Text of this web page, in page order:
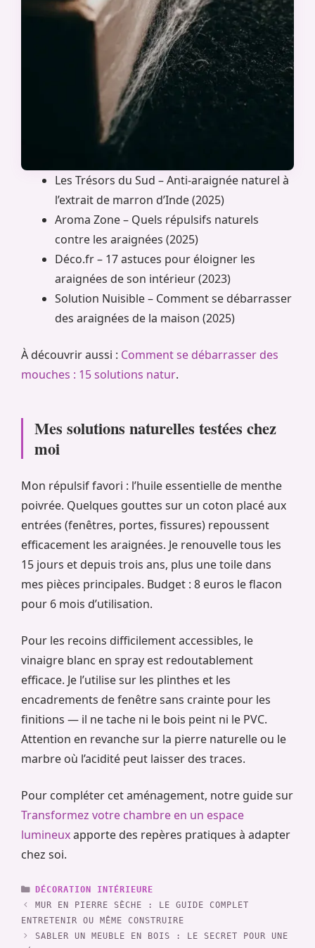
Les Trésors du Sud – Anti-araignée naturel à
l’extrait de marron d’Inde (2025)
Aroma Zone – Quels répulsifs naturels
contre les araignées (2025)
Déco.fr – 17 astuces pour éloigner les
araignées de son intérieur (2023)
Solution Nuisible – Comment se débarrasser
des araignées de la maison (2025)
À découvrir aussi : Comment se débarrasser des
mouches : 15 solutions natur.
Mes solutions naturelles testées chez
moi
Mon répulsif favori : l’huile essentielle de menthe
poivrée. Quelques gouttes sur un coton placé aux
entrées (fenêtres, portes, fissures) repoussent
efficacement les araignées. Je renouvelle tous les
15 jours et depuis trois ans, plus une toile dans
mes pièces principales. Budget : 8 euros le flacon
pour 6 mois d’utilisation.
Pour les recoins difficilement accessibles, le
vinaigre blanc en spray est redoutablement
efficace. Je l’utilise sur les plinthes et les
encadrements de fenêtre sans crainte pour les
finitions — il ne tache ni le bois peint ni le PVC.
Attention en revanche sur la pierre naturelle ou le
marbre où l’acidité peut laisser des traces.
Pour compléter cet aménagement, notre guide sur
Transformez votre chambre en un espace
lumineuxapporte des repères pratiques à adapter
chez soi.
CATÉGORIES
DÉCORATION INTÉRIEURE
MUR EN PIERRE SÈCHE : LE GUIDE COMPLET
ENTRETENIR OU MÊME CONSTRUIRE
SABLER UN MEUBLE EN BOIS : LE SECRET POUR UNE